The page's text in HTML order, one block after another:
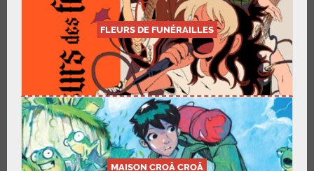
FLEURS DE FUNÉRAILLES
MAISON CROÂ CROÂ